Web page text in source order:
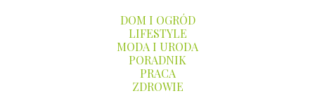
DOM I OGRÓD
LIFESTYLE
MODA I URODA
PORADNIK
PRACA
ZDROWIE